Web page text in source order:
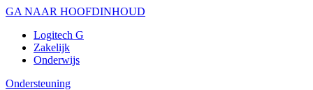
GA NAAR HOOFDINHOUD
Logitech G
Zakelijk
Onderwijs
Ondersteuning